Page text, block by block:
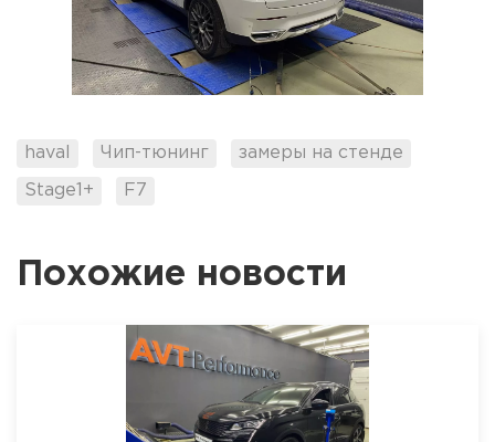
haval Чип-тюнинг замеры на стенде
Stage1+ F7
Похожие новости